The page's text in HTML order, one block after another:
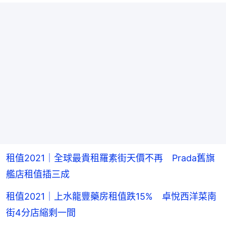
租值2021｜全球最貴租羅素街天價不再 Prada舊旗
艦店租值插三成
租值2021｜上水龍豐藥房租值跌15% 卓悅西洋菜南
街4分店縮剩一間